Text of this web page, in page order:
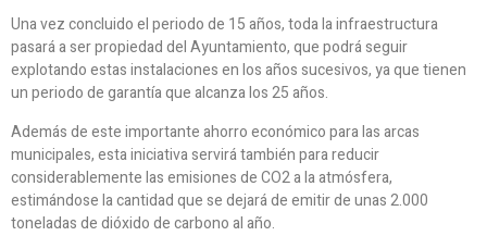
Una vez concluido el periodo de 15 años, toda la infraestructura
pasará a ser propiedad del Ayuntamiento, que podrá seguir
explotando estas instalaciones en los años sucesivos, ya que tienen
un periodo de garantía que alcanza los 25 años.
Además de este importante ahorro económico para las arcas
municipales, esta iniciativa servirá también para reducir
considerablemente las emisiones de CO2 a la atmósfera,
estimándose la cantidad que se dejará de emitir de unas 2.000
toneladas de dióxido de carbono al año.